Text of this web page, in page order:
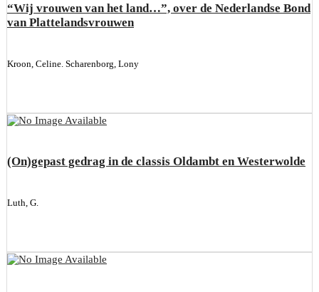
“Wij vrouwen van het land…”, over de Nederlandse Bond
van Plattelandsvrouwen
Kroon, Celine. Scharenborg, Lony
(On)gepast gedrag in de classis Oldambt en Westerwolde
Luth, G.